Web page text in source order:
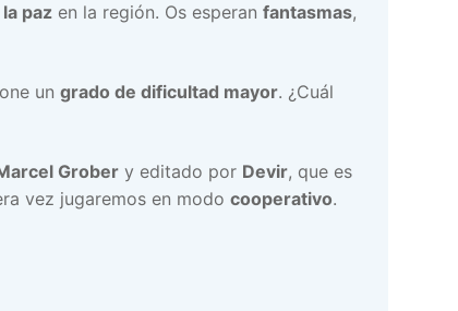
paz en la región. Os esperan fantasmas,
un grado de dificultad mayor. ¿Cuál
Grober y editado por Devir, que es
vez jugaremos en modo cooperativo.